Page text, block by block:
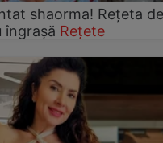
shaorma! Rețeta de
îngrașă Rețete